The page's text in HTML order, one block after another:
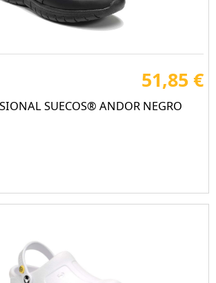
51,85 €
SUECOS® ANDOR NEGRO